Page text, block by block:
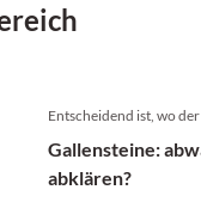
Entscheidend ist, wo
Gallensteine:
abklären?